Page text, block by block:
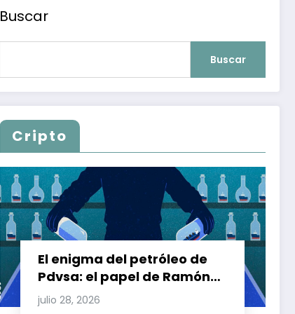
Buscar
Buscar
Cripto
El enigma del petróleo de
Pdvsa: el papel de Ramón
Carretero en el triángulo de
julio 28, 2026